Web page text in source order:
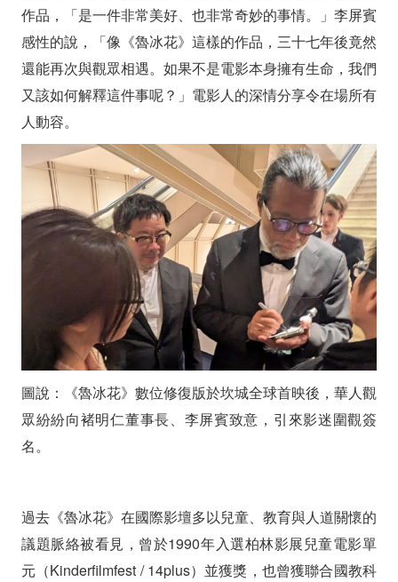
作品，「是一件非常美好、也非常奇妙的事情。」李屏賓
感性的說，「像《魯冰花》這樣的作品，三十七年後竟然
還能再次與觀眾相遇。如果不是電影本身擁有生命，我們
又該如何解釋這件事呢？」電影人的深情分享令在場所有
人動容。
圖說：《魯冰花》數位修復版於坎城全球首映後，華人觀
眾紛紛向褚明仁董事長、李屏賓致意，引來影迷圍觀簽
名。
過去《魯冰花》在國際影壇多以兒童、教育與人道關懷的
議題脈絡被看見，曾於1990年入選柏林影展兒童電影單
元（Kinderfilmfest / 14plus）並獲獎，也曾獲聯合國教科